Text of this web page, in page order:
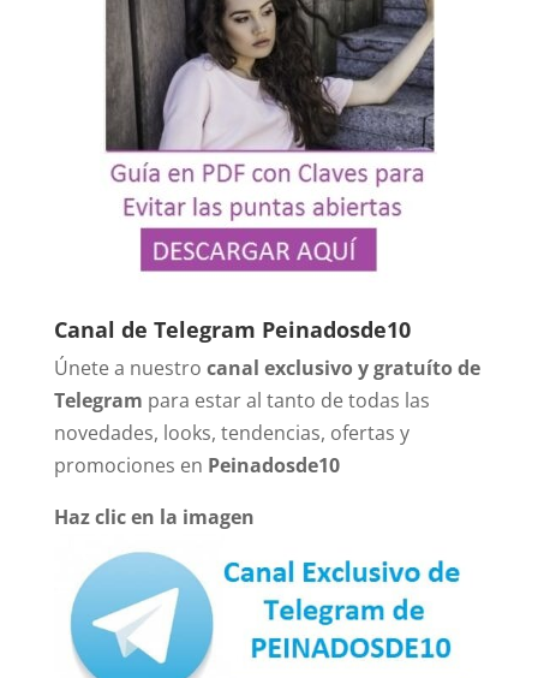
Canal de Telegram Peinadosde10
Únete a nuestro canal exclusivo y gratuíto de
Telegram para estar al tanto de todas las
novedades, looks, tendencias, ofertas y
promociones en Peinadosde10
Haz clic en la imagen